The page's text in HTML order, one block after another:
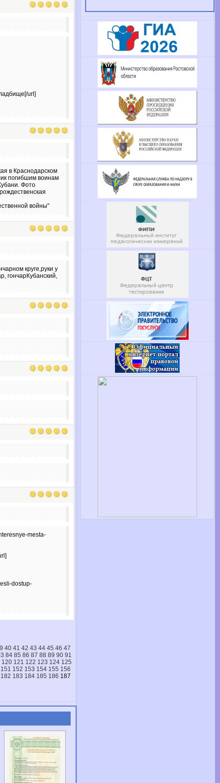
url]
в Краснодарском
погибшим воинам
Фото
войны"
круге,руки у
гончарКубанский,
mesta-
dostup-
40 41 42 43 44 45 46 47
84 85 86 87 88 89 90 91
120 121 122 123 124 125
151 152 153 154 155 156
182 183 184 185 186 187